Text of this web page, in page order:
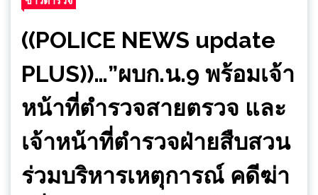
((POLICE NEWS update
PLUS))…”ผบก.น.9 พร้อมเจ้า
หน้าที่ตำรวจสายตรวจ และ
เจ้าหน้าที่ตำรวจฝ่ายสืบสวน
ร่วมบริหารเหตุการณ์ คดีฆ่า